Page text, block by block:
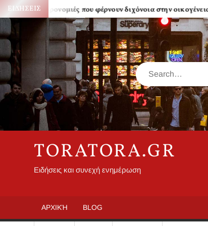
Skip
to
content
ΕΙΔΉΣΕΙΣ
Κληρονομιές που φέρνουν διχόνοια στην οικογένεια
Search
TORATORA.GR
Ειδήσεις και συνεχή ενημέρωση
ΑΡΧΙΚΉ BLOG